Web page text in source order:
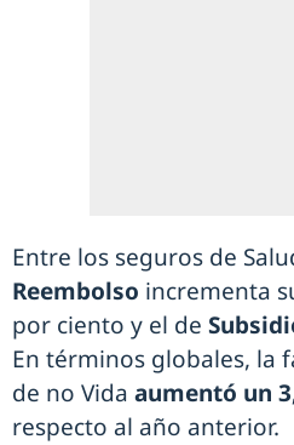
Entre los seguros de
Reembolso incrementa
por ciento y el de
En términos globales, la
de no Vida aumentó un
respecto al año anterior.